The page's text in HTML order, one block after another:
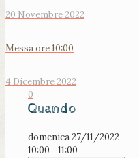
20 Novembre 2022
Messa ore 10:00
4 Dicembre 2022
0
Quando
domenica 27/11/2022
10:00 - 11:00